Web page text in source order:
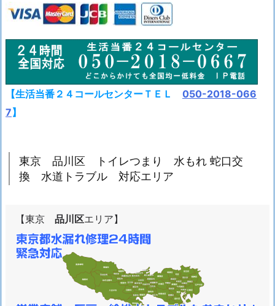
【生活当番２４コールセンターＴＥＬ 050-2018-066
7】
東京 品川区 トイレつまり 水もれ 蛇口交
換 水道トラブル 対応エリア
【東京 品川区エリア】